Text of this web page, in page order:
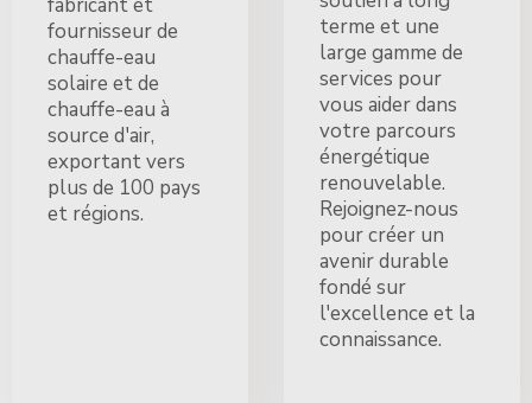
fournisseur de
chauffe-eau
solaire et de
chauffe-eau à
source d'air,
exportant vers
plus de 100 pays
et régions.
terme et une
large gamme de
services pour
vous aider dans
votre parcours
énergétique
renouvelable.
Rejoignez-nous
pour créer un
avenir durable
fondé sur
l'excellence et la
connaissance.